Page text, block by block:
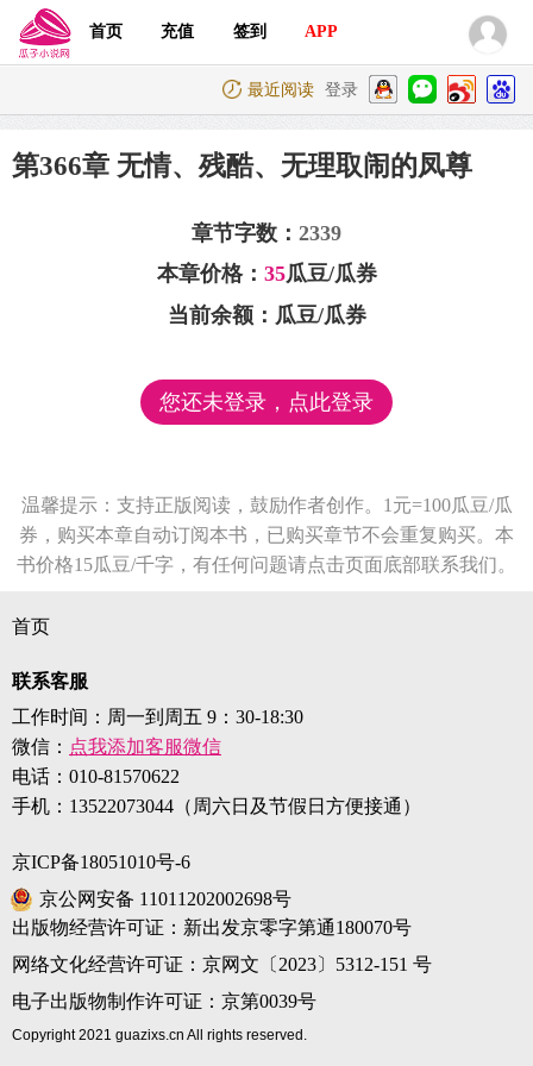
首页 充值 签到 APP
最近阅读 登录
第366章 无情、残酷、无理取闹的凤尊
章节字数： 2339
本章价格： 35瓜豆/瓜券
当前余额： 瓜豆/瓜券
您还未登录，点此登录
温馨提示：支持正版阅读，鼓励作者创作。1元=100瓜豆/瓜
券，购买本章自动订阅本书，已购买章节不会重复购买。本
书价格15瓜豆/千字，有任何问题请点击页面底部联系我们。
首页
联系客服
工作时间：周一到周五 9：30-18:30
微信： 点我添加客服微信
电话： 010-81570622
手机： 13522073044（周六日及节假日方便接通）
京ICP备18051010号-6
京公网安备 11011202002698号
出版物经营许可证：新出发京零字第通180070号
网络文化经营许可证：京网文〔2023〕5312-151 号
电子出版物制作许可证：京第0039号
Copyright 2021 guazixs.cn All rights reserved.